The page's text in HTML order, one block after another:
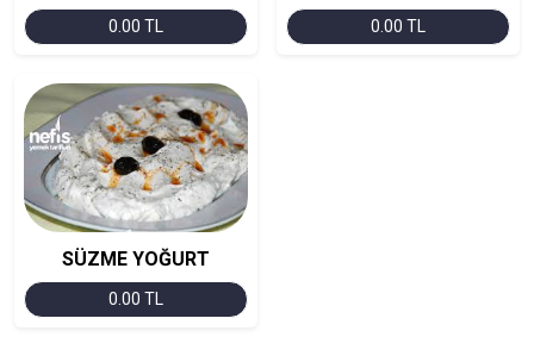
0.00 TL 0.00 TL
SÜZME YOĞURT
0.00 TL